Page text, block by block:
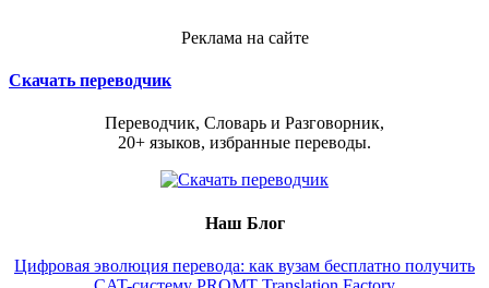
Реклама на сайте
Скачать переводчик
Переводчик, Словарь и Разговорник,
20+ языков, избранные переводы.
Наш Блог
Цифровая эволюция перевода: как вузам бесплатно получить